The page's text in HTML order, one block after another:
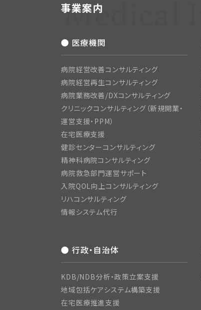
事業案内
● 医療機関
病院経営改善コンサルティング
病院経営再生コンサルティング
病院業務改善/DXコンサルティング
クリニックコンサルティング（新規開業・
運営支援・PPM）
在宅医療支援
健診センターコンサルティング
精神科病院コンサルティング
病院救急部門運営サポート
入院QOL向上コンサルティング
リハコンサルティング
情報システム代行
● 行政・自治体
KDB/NDB分析・政策立案支援
地域包括ケアシステム構築支援
在宅医療推進支援